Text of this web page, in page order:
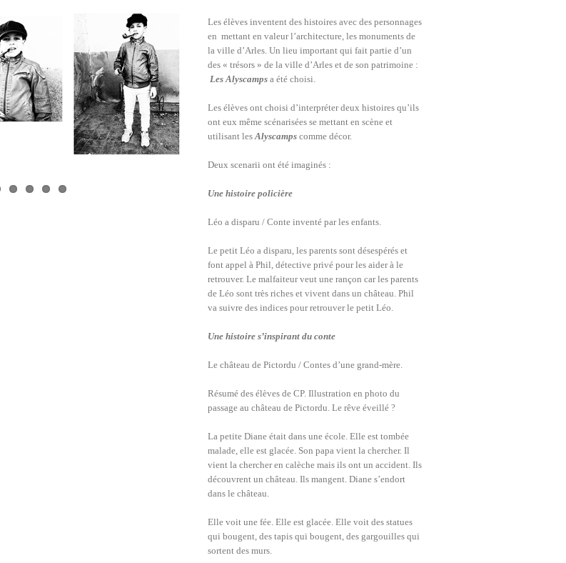
Les élèves inventent des histoires avec des personnages
en mettant en valeur l’architecture, les monuments de
la ville d’Arles. Un lieu important qui fait partie d’un
des « trésors » de la ville d’Arles et de son patrimoine :
Les Alyscamps a été choisi.
Les élèves ont choisi d’interpréter deux histoires qu’ils
ont eux même scénarisées se mettant en scène et
utilisant lesAlyscamps comme décor.
Deux scenarii ont été imaginés :
Une histoire policière
Léo a disparu / Conte inventé par les enfants.
Le petit Léo a disparu, les parents sont désespérés et
font appel à Phil, détective privé pour les aider à le
retrouver. Le malfaiteur veut une rançon car les parents
de Léo sont très riches et vivent dans un château. Phil
va suivre des indices pour retrouver le petit Léo.
Une histoire s’inspirant du conte
Le château de Pictordu / Contes d’une grand-mère.
Résumé des élèves de CP. Illustration en photo du
passage au château de Pictordu. Le rêve éveillé ?
La petite Diane était dans une école. Elle est tombée
malade, elle est glacée. Son papa vient la chercher. Il
vient la chercher en calèche mais ils ont un accident. Ils
découvrent un château. Ils mangent. Diane s’endort
dans le château.
Elle voit une fée. Elle est glacée. Elle voit des statues
qui bougent, des tapis qui bougent, des gargouilles qui
sortent des murs.